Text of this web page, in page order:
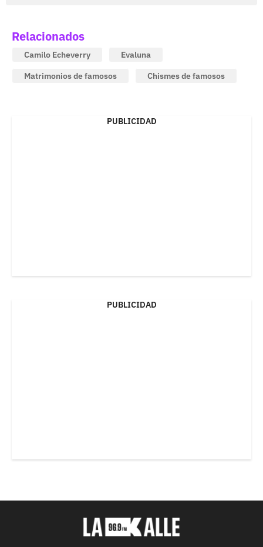
Relacionados
Camilo Echeverry
Evaluna
Matrimonios de famosos
Chismes de famosos
PUBLICIDAD
PUBLICIDAD